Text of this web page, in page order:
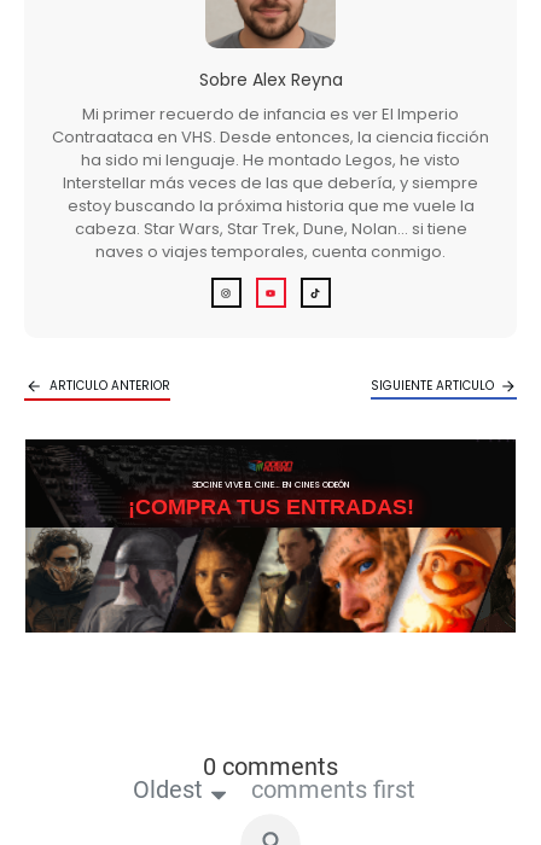
Sobre Alex Reyna
Mi primer recuerdo de infancia es ver El Imperio
Contraataca en VHS. Desde entonces, la ciencia ficción
ha sido mi lenguaje. He montado Legos, he visto
Interstellar más veces de las que debería, y siempre
estoy buscando la próxima historia que me vuele la
cabeza. Star Wars, Star Trek, Dune, Nolan… si tiene
naves o viajes temporales, cuenta conmigo.
ARTICULO ANTERIOR SIGUIENTE ARTICULO
3DCINE VIVE EL CINE… EN CINES ODEÓN
¡COMPRA TUS ENTRADAS!
0 comments
Oldest comments first